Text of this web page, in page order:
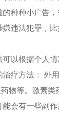
种种小广告，
嫌违法犯罪，
以根据个人情
疗方法： 外
物等。激素类
能会有一些副